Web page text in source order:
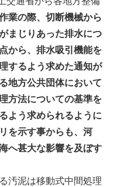
業の際、切断機械から
まじりあった排水につ
から、排水吸引機能を
するよう求めた通知が
地方公共団体において
方法についての基準を
よう求められるように
を示す事からも、河
へ甚大な影響を及ぼす
汚泥は移動式中間処理